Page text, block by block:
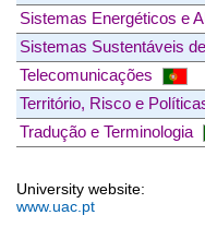
Sistemas Energéticos e
Sistemas Sustentáveis
Telecomunicações
Território, Risco e
Tradução e Terminologia
University website:
www.uac.pt